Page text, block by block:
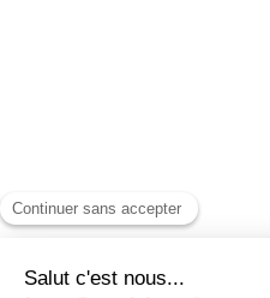
Un quartier vivant et
développement
Espaces de travail
créativité.